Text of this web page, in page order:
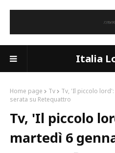
Italia
Home page Tv
Tv, 'Il piccolo
serata su Retequattro
Tv, 'Il piccolo
martedì 6